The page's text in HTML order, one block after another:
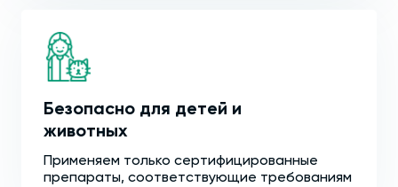
Безопасно для детей и
животных
Применяем только сертифицированные
препараты, соответствующие требованиям